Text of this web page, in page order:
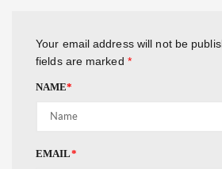
Your email address will not be
fields are marked *
NAME*
EMAIL*